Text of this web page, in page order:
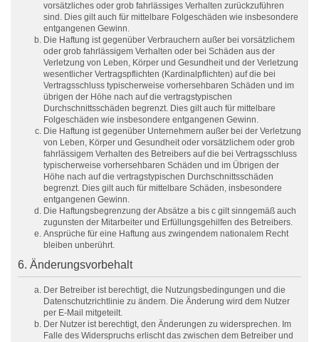
vorsätzliches oder grob fahrlässiges Verhalten zurückzuführen
sind. Dies gilt auch für mittelbare Folgeschäden wie insbesondere
entgangenen Gewinn.
Die Haftung ist gegenüber Verbrauchern außer bei vorsätzlichem
oder grob fahrlässigem Verhalten oder bei Schäden aus der
Verletzung von Leben, Körper und Gesundheit und der Verletzung
wesentlicher Vertragspflichten (Kardinalpflichten) auf die bei
Vertragsschluss typischerweise vorhersehbaren Schäden und im
übrigen der Höhe nach auf die vertragstypischen
Durchschnittsschäden begrenzt. Dies gilt auch für mittelbare
Folgeschäden wie insbesondere entgangenen Gewinn.
Die Haftung ist gegenüber Unternehmern außer bei der Verletzung
von Leben, Körper und Gesundheit oder vorsätzlichem oder grob
fahrlässigem Verhalten des Betreibers auf die bei Vertragsschluss
typischerweise vorhersehbaren Schäden und im Übrigen der
Höhe nach auf die vertragstypischen Durchschnittsschäden
begrenzt. Dies gilt auch für mittelbare Schäden, insbesondere
entgangenen Gewinn.
Die Haftungsbegrenzung der Absätze a bis c gilt sinngemäß auch
zugunsten der Mitarbeiter und Erfüllungsgehilfen des Betreibers.
Ansprüche für eine Haftung aus zwingendem nationalem Recht
bleiben unberührt.
6. Änderungsvorbehalt
Der Betreiber ist berechtigt, die Nutzungsbedingungen und die
Datenschutzrichtlinie zu ändern. Die Änderung wird dem Nutzer
per E-Mail mitgeteilt.
Der Nutzer ist berechtigt, den Änderungen zu widersprechen. Im
Falle des Widerspruchs erlischt das zwischen dem Betreiber und